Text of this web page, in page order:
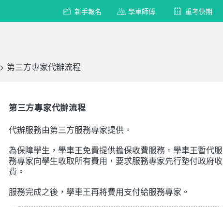
重考快期
學車師傅
新手報名
> 第三方專家代辦流程
第三方專家代辦流程
代辦服務由第三方服務專家提供。
為保障學生，學車王免費提供擔保收費服務。學車王暫代服
務專家向學生收取所有費用，要求服務專家先行墊付政府收
費。
服務完成之後，學車王再將費用支付給服務專家。